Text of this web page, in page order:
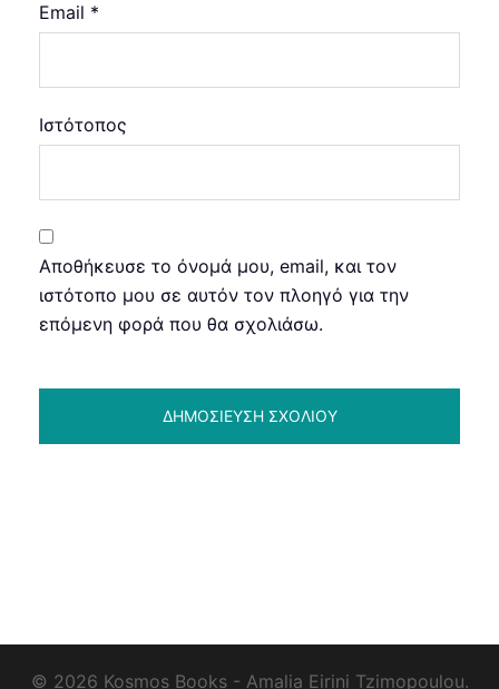
Email *
Ιστότοπος
Αποθήκευσε το όνομά μου, email, και τον
ιστότοπο μου σε αυτόν τον πλοηγό για την
επόμενη φορά που θα σχολιάσω.
© 2026 Kosmos Books - Amalia Eirini Tzimopoulou.